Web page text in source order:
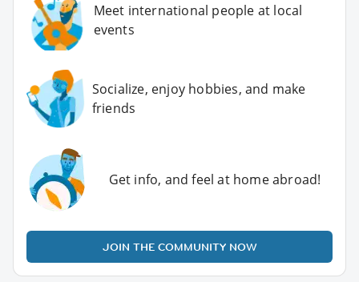
Meet international people at local
events
Socialize, enjoy hobbies, and make
friends
Get info, and feel at home abroad!
JOIN THE COMMUNITY NOW